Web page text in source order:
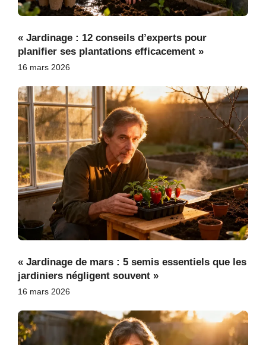
« Jardinage : 12 conseils d’experts pour
planifier ses plantations efficacement »
16 mars 2026
« Jardinage de mars : 5 semis essentiels que les
jardiniers négligent souvent »
16 mars 2026